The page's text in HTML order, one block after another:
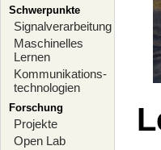
Schwerpunkte
Signalverarbeitung
Maschinelles
Lernen
Kommunikations-
technologien
Forschung
Projekte
Open Lab